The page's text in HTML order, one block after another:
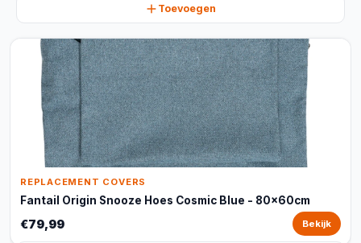
Toevoegen
REPLACEMENT COVERS
Fantail Origin Snooze Hoes Cosmic Blue - 80x60cm
€79,99 Bekijk